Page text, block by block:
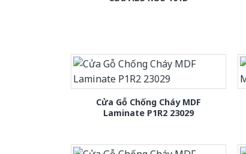
Cửa Gỗ Chống Cháy MDF
Laminate P1R2 23029